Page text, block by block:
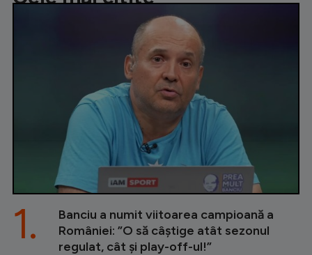
Banciu a numit viitoarea campioană a
României: ”O să câștige atât sezonul
regulat, cât și play-off-ul!”
1.